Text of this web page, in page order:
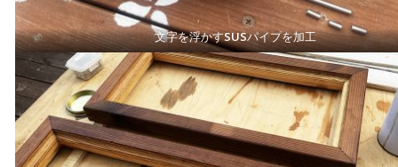
文字を浮かすSUSパイプを加工